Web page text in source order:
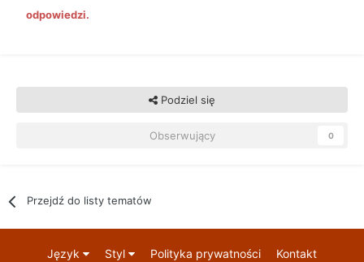
odpowiedzi.
Podziel się
Obserwujący 0
Przejdź do listy tematów
Język Styl Polityka prywatności Kontakt